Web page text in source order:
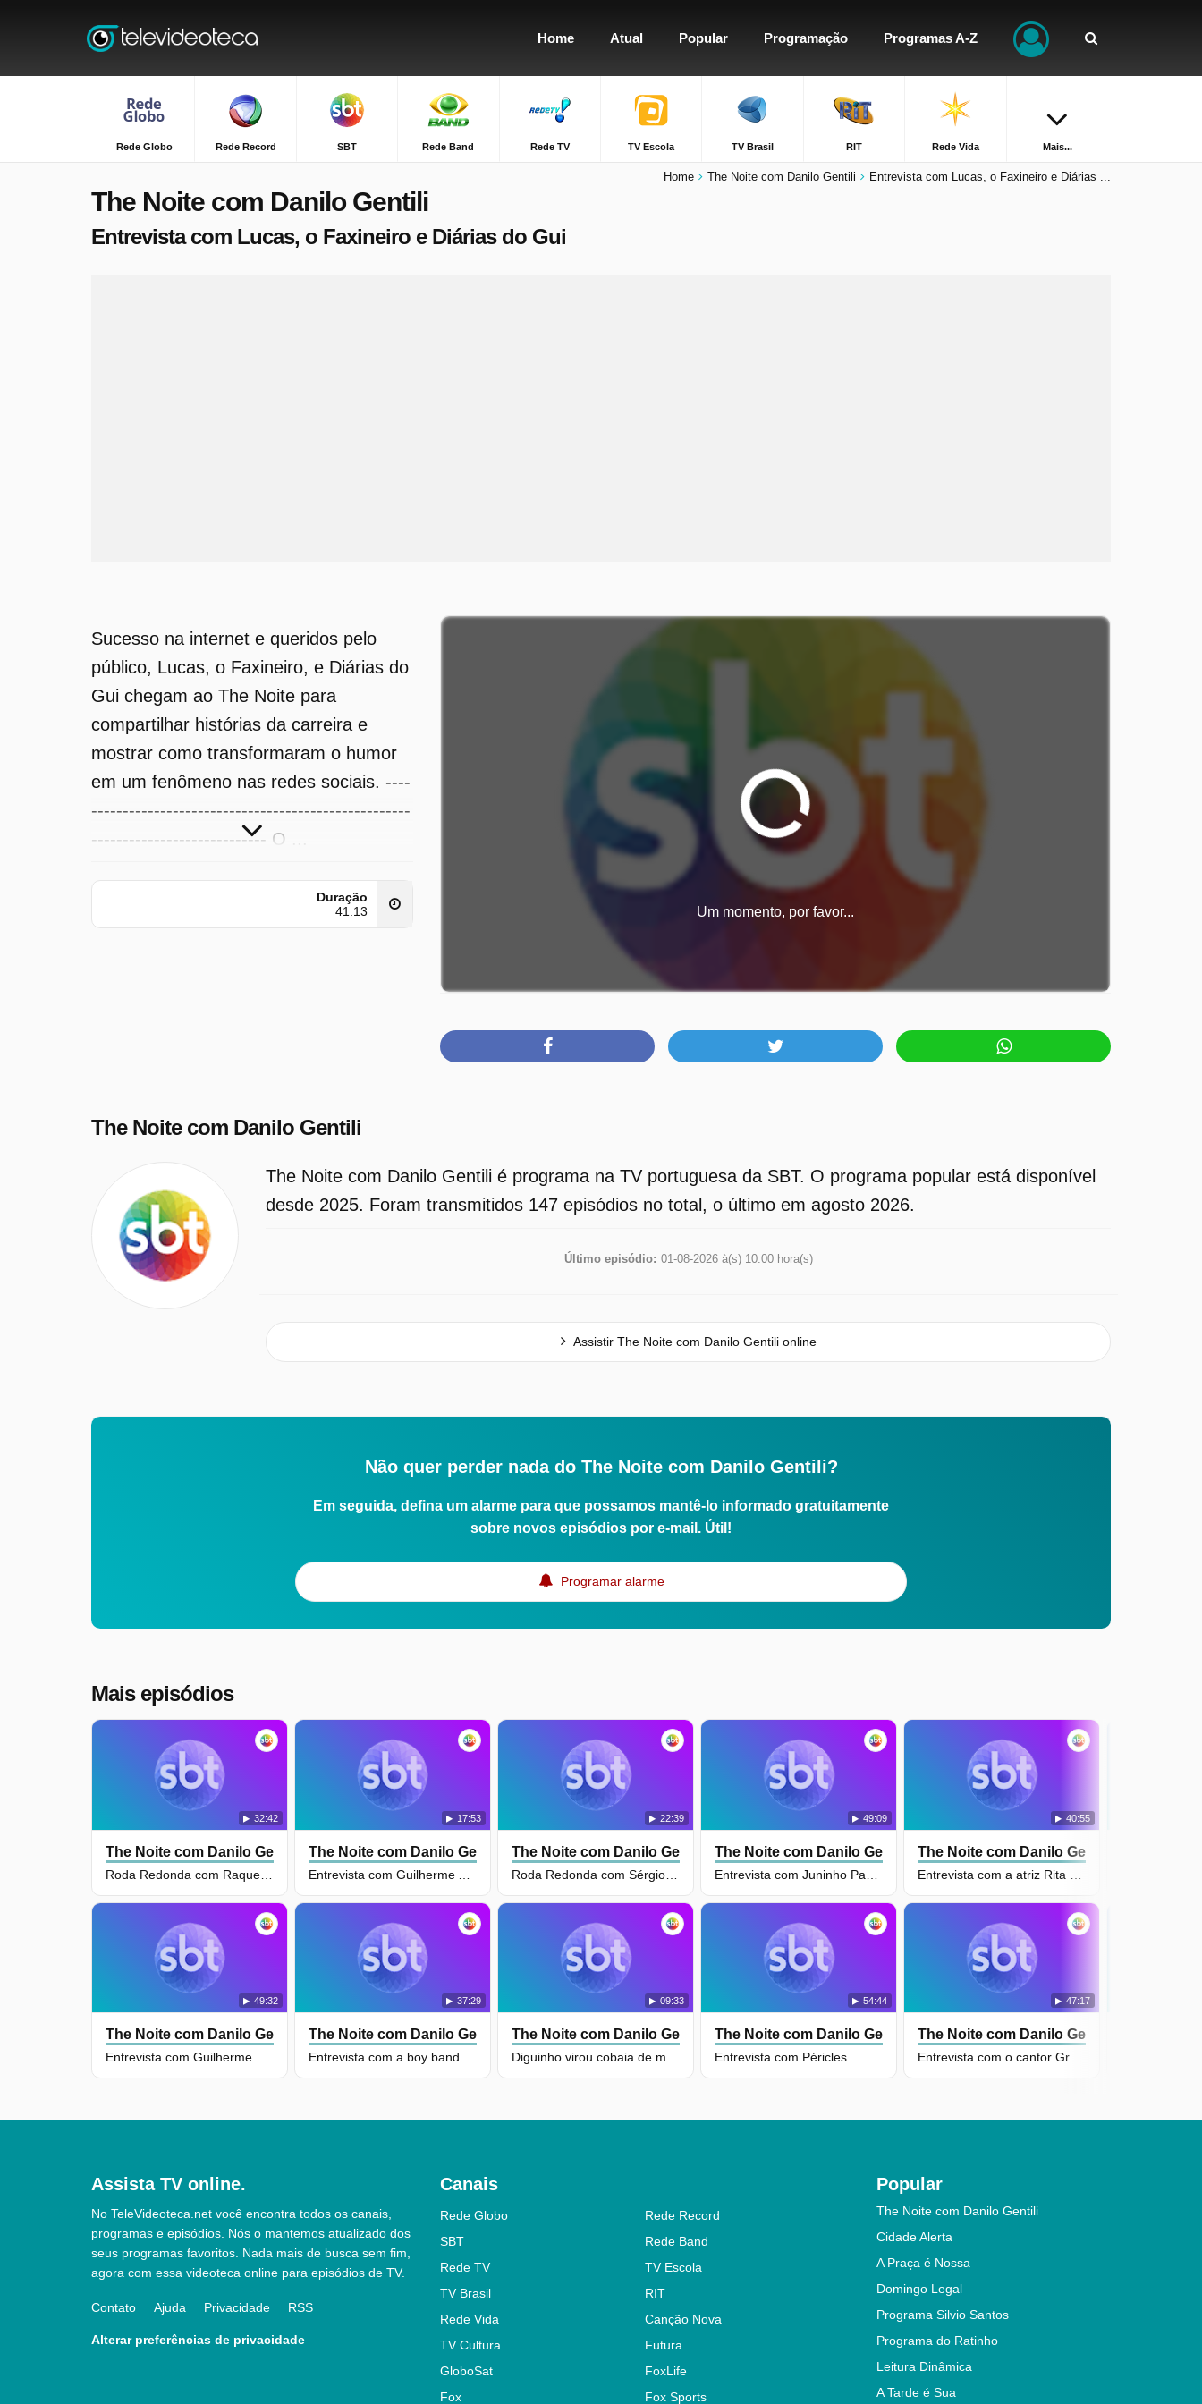
Home Atual Popular Programação Programas A-Z
Rede Globo Rede Record SBT Rede Band Rede TV TV Escola TV Brasil RIT Rede Vida Mais...
Home The Noite com Danilo Gentili Entrevista com Lucas, o Faxineiro e Diárias ...
The Noite com Danilo Gentili
Entrevista com Lucas, o Faxineiro e Diárias do Gui
Sucesso na internet e queridos pelo
público, Lucas, o Faxineiro, e Diárias do
Gui chegam ao The Noite para
compartilhar histórias da carreira e
mostrar como transformaram o humor
em um fenômeno nas redes sociais. ----
---------------------------------------------------
---------------------------- O ...
The Noite com Danilo Gentili foi
transmitido pela SBT em quarta-feira 10
Duração
41:13
Um momento, por favor...
The Noite com Danilo Gentili
The Noite com Danilo Gentili é programa na TV portuguesa da SBT. O programa popular está disponível
desde 2025. Foram transmitidos 147 episódios no total, o último em agosto 2026.
Último episódio: 01-08-2026 à(s) 10:00 hora(s)
Assistir The Noite com Danilo Gentili online
Não quer perder nada do The Noite com Danilo Gentili?
Em seguida, defina um alarme para que possamos mantê-lo informado gratuitamente
sobre novos episódios por e-mail. Útil!
Programar alarme
Mais episódios
32:42
The Noite com Danilo Gentili
17:53
The Noite com Danilo Gentili
49:32
The Noite com Danilo Gentili
37:29
The Noite com Danilo Gentili
22:39
The Noite com Danilo Gentili
49:09
The Noite com Danilo Gentili
09:33
The Noite com Danilo Gentili
54:44
The Noite com Danilo Gentili
Entrevista com Péricles
40:55
The Noite com Danilo Gentili
47:17
The Noite com Danilo Gentili
Assista TV online.
No TeleVideoteca.net você encontra todos os canais,
programas e episódios. Nós o mantemos atualizado dos
seus programas favoritos. Nada mais de busca sem fim,
agora com essa videoteca online para episódios de TV.
Contato Ajuda Privacidade RSS
Alterar preferências de privacidade
Canais
Rede Globo
Rede Record
SBT
Rede Band
Rede TV
TV Escola
TV Brasil
RIT
Rede Vida
Canção Nova
TV Cultura
Futura
GloboSat
FoxLife
Fox
Fox Sports
Popular
The Noite com Danilo Gentili
Cidade Alerta
A Praça é Nossa
Domingo Legal
Programa Silvio Santos
Programa do Ratinho
Leitura Dinâmica
A Tarde é Sua